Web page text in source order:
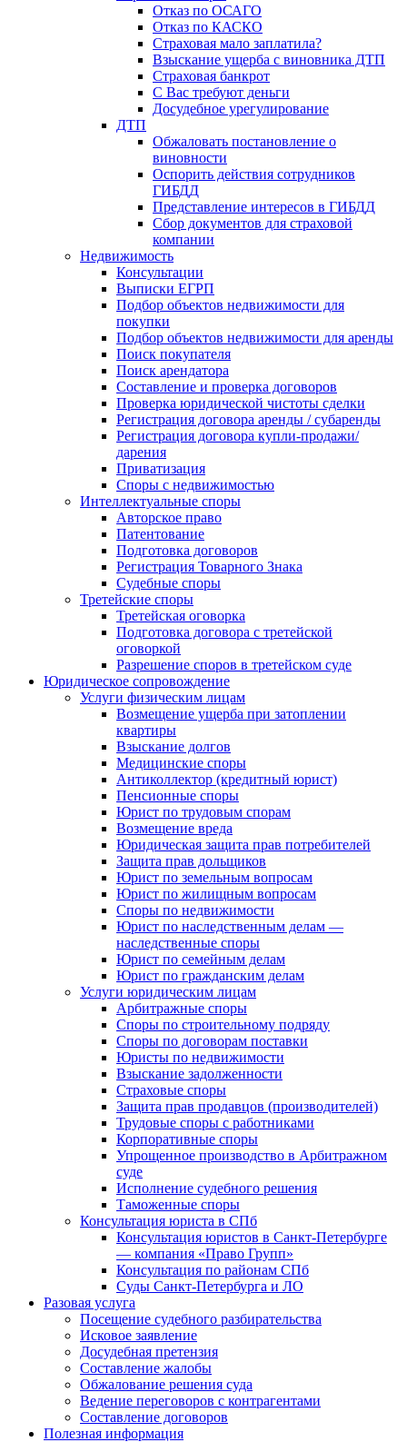
Отказ по ОСАГО
Отказ по КАСКО
Страховая мало заплатила?
Взыскание ущерба с виновника ДТП
Страховая банкрот
С Вас требуют деньги
Досудебное урегулирование
ДТП
Обжаловать постановление о
виновности
Оспорить действия сотрудников
ГИБДД
Представление интересов в ГИБДД
Сбор документов для страховой
компании
Недвижимость
Консультации
Выписки ЕГРП
Подбор объектов недвижимости для
покупки
Подбор объектов недвижимости для аренды
Поиск покупателя
Поиск арендатора
Составление и проверка договоров
Проверка юридической чистоты сделки
Регистрация договора аренды / субаренды
Регистрация договора купли-продажи/
дарения
Приватизация
Cпоры с недвижимостью
Интеллектуальные споры
Авторское право
Патентование
Подготовка договоров
Регистрация Товарного Знака
Судебные споры
Третейские споры
Третейская оговорка
Подготовка договора с третейской
оговоркой
Разрешение споров в третейском суде
Юридическое сопровождение
Услуги физическим лицам
Возмещение ущерба при затоплении
квартиры
Взыскание долгов
Медицинские споры
Антиколлектор (кредитный юрист)
Пенсионные споры
Юрист по трудовым спорам
Возмещение вреда
Юридическая защита прав потребителей
Защита прав дольщиков
Юрист по земельным вопросам
Юрист по жилищным вопросам
Споры по недвижимости
Юрист по наследственным делам —
наследственные споры
Юрист по семейным делам
Юрист по гражданским делам
Услуги юридическим лицам
Арбитражные споры
Споры по строительному подряду
Споры по договорам поставки
Юристы по недвижимости
Взыскание задолженности
Страховые споры
Защита прав продавцов (производителей)
Трудовые споры с работниками
Корпоративные споры
Упрощенное производство в Арбитражном
суде
Исполнение судебного решения
Таможенные споры
Консультация юриста в СПб
Консультация юристов в Санкт-Петербурге
— компания «Право Групп»
Консультация по районам СПб
Суды Санкт-Петербурга и ЛО
Разовая услуга
Посещение судебного разбирательства
Исковое заявление
Досудебная претензия
Составление жалобы
Обжалование решения суда
Ведение переговоров с контрагентами
Составление договоров
Полезная информация